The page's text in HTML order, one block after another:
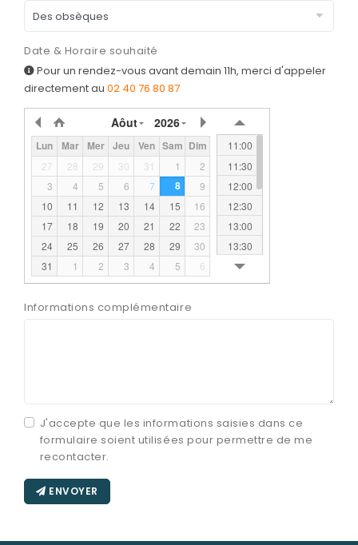
Livraison de Fleurs Naturelles
Nos capitons funéraires
Nos cercueils
Nos fleurs naturelles
Nos monuments
Nos urnes funéraires
Rapatriement
Services aux familles
ESPACE FAMILLE
Date & Horaire souhaité
Pour un rendez-vous avant demain 11h, merci d'appeler
directement au 02 40 76 80 87
Aôut 2026
Lun Mar Mer Jeu Ven Sam Dim
27 28 29 30 31 1
2
3
4 5 6 7 8
9
10
11 12 13 14 15
16
17
18 19 20 21 22
23
24
25 26 27 28 29
30
31
1 2 3 4 5 6
11:00
11:30
12:00
12:30
13:00
13:30
14:00
14:30
Informations complémentaire
J'accepte que les informations saisies dans ce
formulaire soient utilisées pour permettre de me
recontacter.
ENVOYER